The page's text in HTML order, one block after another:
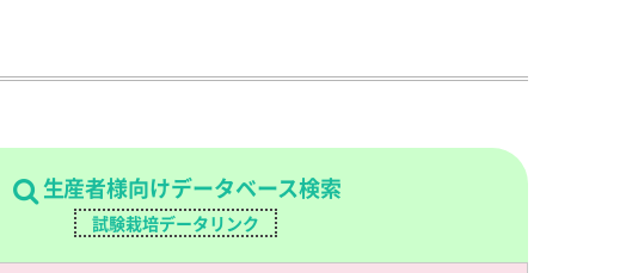
生産者様向けデータベース検索
試験栽培データリンク